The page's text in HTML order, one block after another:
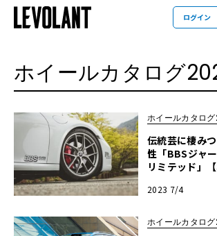
ログイン
ホイールカタログ
ホイールカタロ
伝統芸に棲み
性「BBSジャ
リミテッド」
2023 7/4
ホイールカタロ